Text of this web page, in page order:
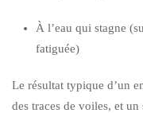
À l’eau qui stagne
fatiguée)
Le résultat typique d’un
des traces de voiles, et